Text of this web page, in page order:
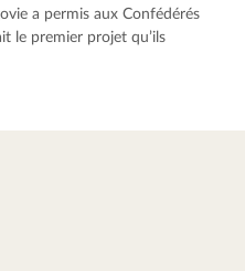
a permis aux Confédérés
le premier projet qu’ils